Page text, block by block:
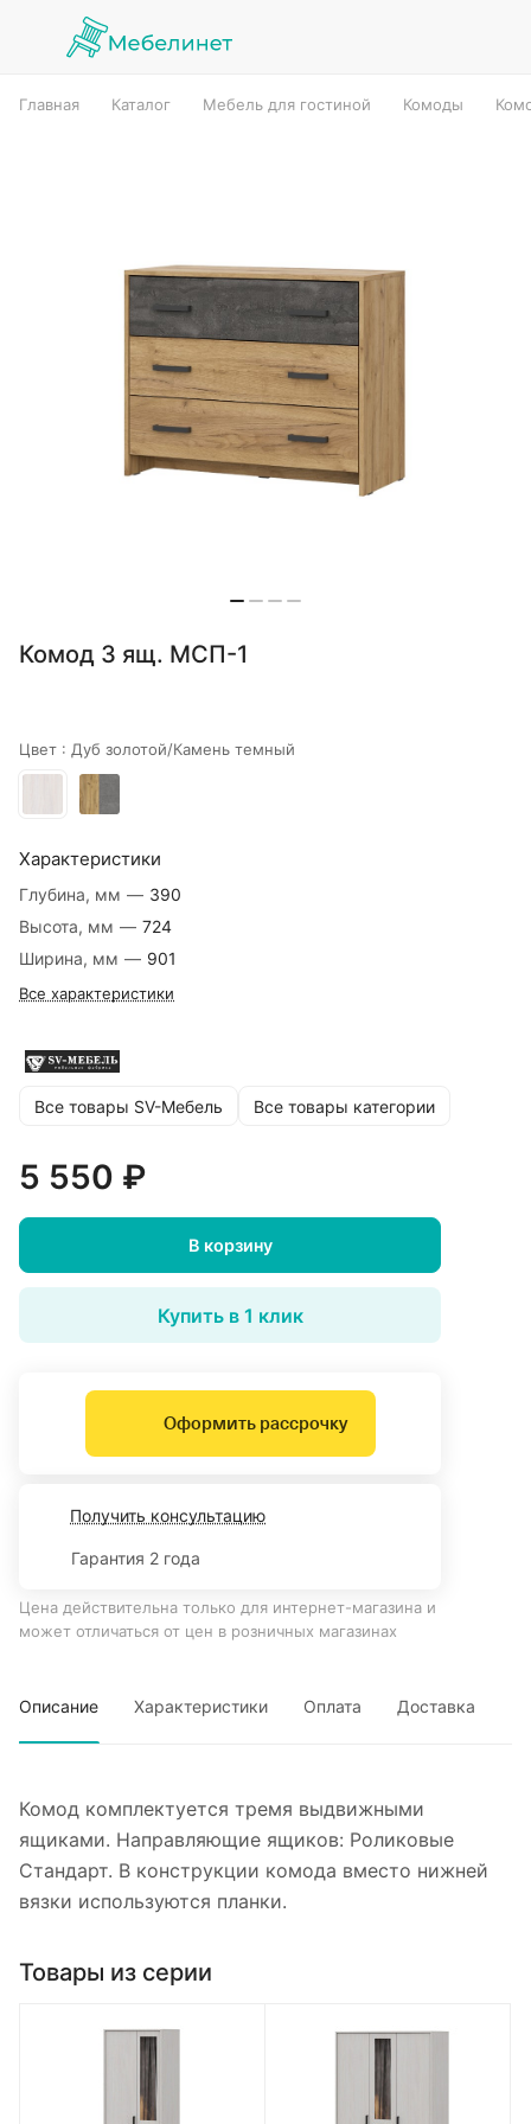
Главная Каталог Мебель для гостиной Комоды
Комод 3 ящ. МСП-1
Цвет : Дуб золотой/Камень темный
Характеристики
Глубина, мм — 390
Высота, мм — 724
Ширина, мм — 901
Все характеристики
Все товары SV-Мебель Все товары категории
5 550 ₽
В корзину
Купить в 1 клик
Оформить рассрочку
Получить консультацию
Гарантия 2 года
Цена действительна только для интернет-магазина и
может отличаться от цен в розничных магазинах
Описание Характеристики Оплата Доставка
Комод комплектуется тремя выдвижными
ящиками. Направляющие ящиков: Роликовые
Стандарт. В конструкции комода вместо нижней
вязки используются планки.
Товары из серии